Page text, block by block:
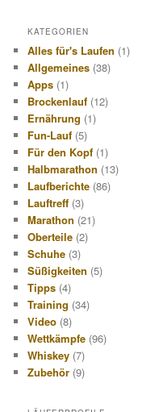
KATEGORIEN
Alles für's Laufen (1)
Allgemeines (38)
Apps (1)
Brockenlauf (12)
Ernährung (1)
Fun-Lauf (5)
Für den Kopf (1)
Halbmarathon (13)
Laufberichte (86)
Lauftreff (3)
Marathon (21)
Oberteile (2)
Schuhe (3)
Süßigkeiten (5)
Tipps (4)
Training (34)
Video (8)
Wettkämpfe (96)
Whiskey (7)
Zubehör (9)